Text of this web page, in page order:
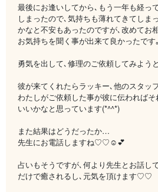
最後にお逢いしてから､もう一年も経っ
しまったので､気持ちも薄れてきてしま
かなと不安もあったのですが､改めてお
お気持ちを聞く事が出来て良かったです｡
勇気を出して､修理のご依頼してみよう
彼が来てくれたらラッキー､他のスタッ
わたしがご依頼した事が彼に伝わればそ
いいかなと思っています(*^^*)
また結果はどうだったか…
先生にお電話しますね♡♡☺️💕
占いもそうですが､何より先生とお話し
だけで癒されるし､元気を頂けます♡♡